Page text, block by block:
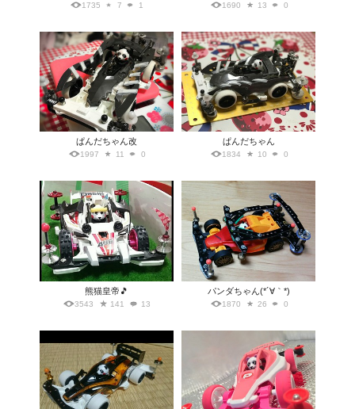
1735 7 1 1690 13 0
ぱんだちゃん改
1997 11 0
ぱんだちゃん
1834 10 0
熊猫皇帝🎵
3543 141 13
パンダちゃん(*´∀｀*)
1870 26 0